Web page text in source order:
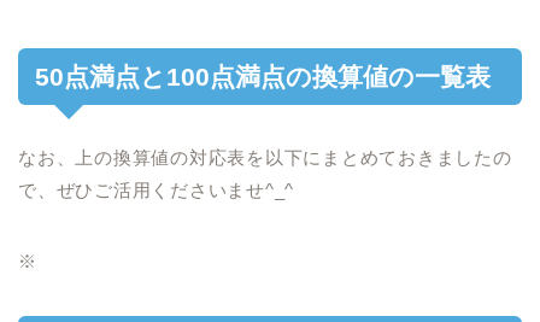
50点満点と100点満点の換算値の一覧表
なお、上の換算値の対応表を以下にまとめておきましたの
で、ぜひご活用くださいませ^_^
※